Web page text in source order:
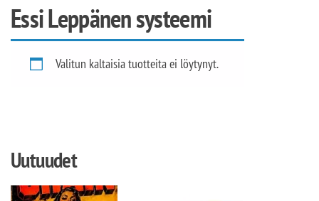
Essi Leppänen systeemi
Valitun kaltaisia tuotteita ei löytynyt.
Uutuudet